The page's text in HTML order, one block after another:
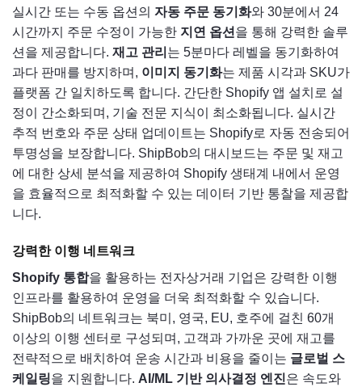
실시간 또는 수동 옵션의 자동 주문 동기화와 30분에서 24
시간까지 주문 수정이 가능한 지연 옵션을 통해 강력한 솔루
션을 제공합니다. 재고 관리 는 5분마다 레벨을 동기화하여
과다 판매를 방지하며, 이미지 동기화는 제품 시각과 SKU가
플랫폼 간 일치하도록 합니다. 간단한 Shopify 앱 설치로 설
정이 간소화되며, 기술 전문 지식이 최소화됩니다. 실시간
추적 번호와 주문 상태 업데이트는 Shopify로 자동 전송되어
투명성을 보장합니다. ShipBob의 대시보드는 주문 및 재고
에 대한 상세 분석을 제공하여 Shopify 생태계 내에서 운영
을 효율적으로 최적화할 수 있는 데이터 기반 통찰을 제공합
니다.
강력한 이행 네트워크
Shopify 통합을 활용하는 전자상거래 기업은 강력한 이행
인프라를 활용하여 운영을 더욱 최적화할 수 있습니다.
ShipBob의 네트워크는 북미, 영국, EU, 호주에 걸친 60개
이상의 이행 센터로 구성되며, 고객과 가까운 곳에 재고를
전략적으로 배치하여 운송 시간과 비용을 줄이는 글로벌 스
케일링을 지원합니다. AI/ML 기반 의사결정 엔진은 속도와